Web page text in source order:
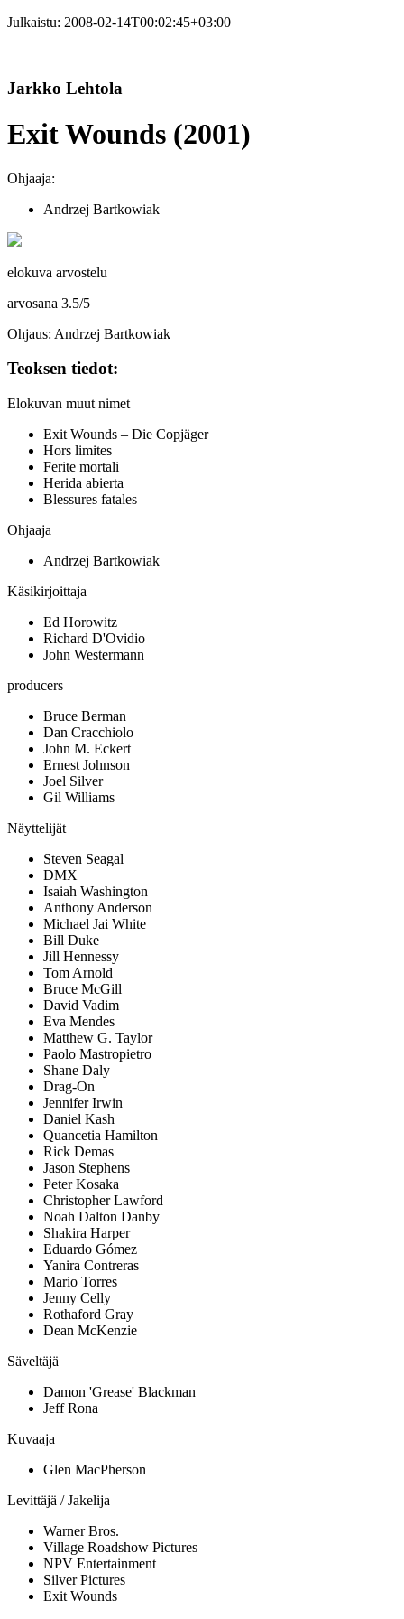
Julkaistu: 2008-02-14T00:02:45+03:00
Jarkko Lehtola
Exit Wounds (2001)
Ohjaaja:
Andrzej Bartkowiak
elokuva arvostelu
arvosana 3.5/5
Ohjaus: Andrzej Bartkowiak
Teoksen tiedot:
Elokuvan muut nimet
Exit Wounds – Die Copjäger
Hors limites
Ferite mortali
Herida abierta
Blessures fatales
Ohjaaja
Andrzej Bartkowiak
Käsikirjoittaja
Ed Horowitz
Richard D'Ovidio
John Westermann
producers
Bruce Berman
Dan Cracchiolo
John M. Eckert
Ernest Johnson
Joel Silver
Gil Williams
Näyttelijät
Steven Seagal
DMX
Isaiah Washington
Anthony Anderson
Michael Jai White
Bill Duke
Jill Hennessy
Tom Arnold
Bruce McGill
David Vadim
Eva Mendes
Matthew G. Taylor
Paolo Mastropietro
Shane Daly
Drag-On
Jennifer Irwin
Daniel Kash
Quancetia Hamilton
Rick Demas
Jason Stephens
Peter Kosaka
Christopher Lawford
Noah Dalton Danby
Shakira Harper
Eduardo Gómez
Yanira Contreras
Mario Torres
Jenny Celly
Rothaford Gray
Dean McKenzie
Säveltäjä
Damon 'Grease' Blackman
Jeff Rona
Kuvaaja
Glen MacPherson
Levittäjä / Jakelija
Warner Bros.
Village Roadshow Pictures
NPV Entertainment
Silver Pictures
Exit Wounds